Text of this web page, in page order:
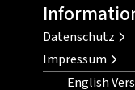
Datenschutz
Impressum
English